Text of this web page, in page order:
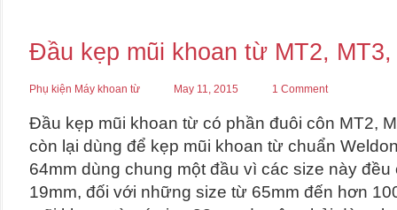
Đầu kẹp mũi khoan từ MT2,
Phụ kiện Máy khoan từ May 11, 2015 1 Comment
Đầu kẹp mũi khoan từ có phần đuôi côn MT2,
còn lại dùng để kẹp mũi khoan từ chuẩn
64mm dùng chung một đầu vì các size này đều
19mm, đối với những size từ 65mm đến hơn